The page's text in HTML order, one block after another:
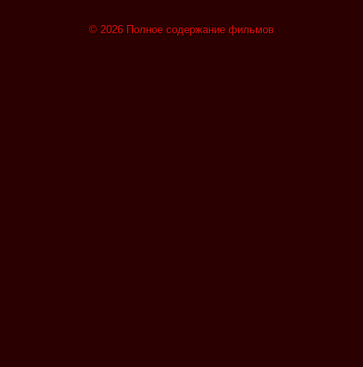
© 2026 Полное содержание фильмов